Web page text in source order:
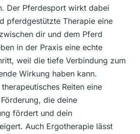
Der Pferdesport wirkt dabei
pferdgestützte Therapie eine
dir und dem Pferd
in der Praxis eine echte
weil die tiefe Verbindung zum
Wirkung haben kann.
Reiten eine
die deine
fördert und dein
Auch Ergotherapie lässt